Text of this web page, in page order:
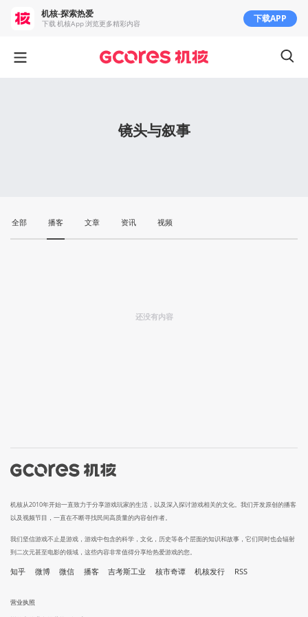
镜头与叙事
全部 播客 文章 资讯 视频
还没有内容
机核从2010年开始一直致力于分享游戏玩家的生活，以及深入探讨游戏相关的文化。我们开发原创的播客
以及视频节目，一直在不断寻找民间高质量的内容创作者。
我们坚信游戏不止是游戏，游戏中包含的科学，文化，历史等各个层面的知识和故事，它们同时也会辐射
到二次元甚至电影的领域，这些内容非常值得分享给热爱游戏的您。
知乎 微博 微信 播客 吉考斯工业 核市奇谭 机核发行 RSS
营业执照
机核-探索热爱
下载 机核App 浏览更多精彩内容 下载APP